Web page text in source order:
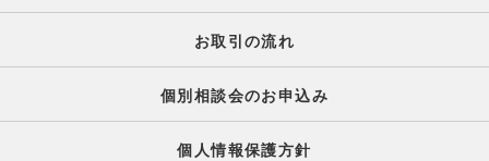
お取引の流れ
個別相談会のお申込み
個人情報保護方針